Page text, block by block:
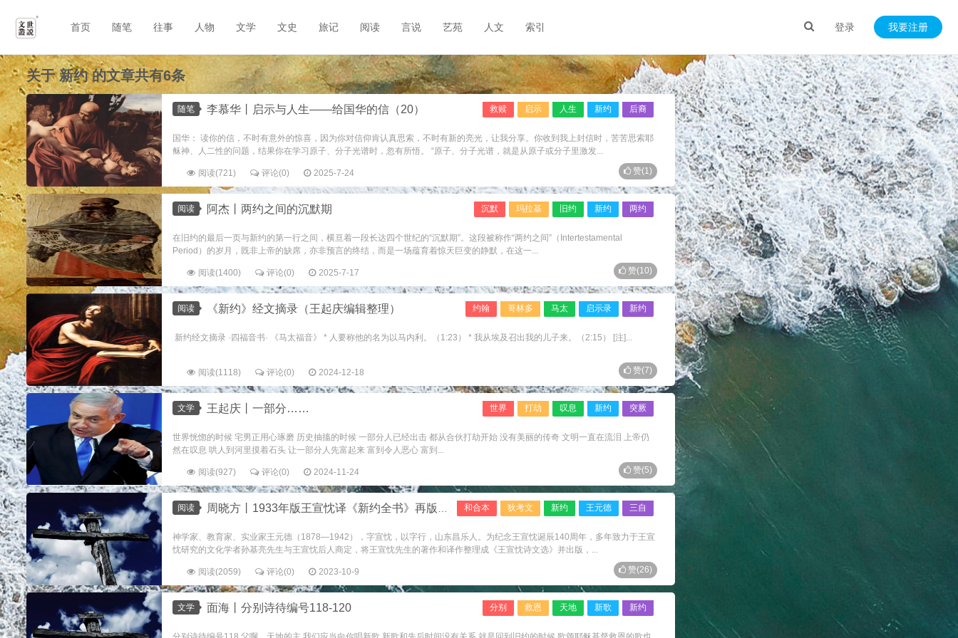
登录 我要注册
首页 随笔 往事 人物 文学 文史 旅记 阅读 言说 艺苑 人文 索引
关于新约的文章共有6条
随笔 救赎 启示 人生 新约 后裔
李慕华丨启示与人生——给国华的信（20）
国华： 读你的信，不时有意外的惊喜，因为你对信仰肯认真思索，不时有新的亮光，让我分享。你收到我上封信时，苦苦思索耶
稣神、人二性的问题，结果你在学习原子、分子光谱时，忽有所悟。 “原子、分子光谱，就是从原子或分子里激发...
阅读(721) 评论(0) 2025-7-24 赞(1)
阅读 沉默 玛拉基 旧约 新约 两约
阿杰丨两约之间的沉默期
在旧约的最后一页与新约的第一行之间，横亘着一段长达四个世纪的“沉默期”。这段被称作“两约之间”（Intertestamental
Period）的岁月，既非上帝的缺席，亦非预言的终结，而是一场蕴育着惊天巨变的静默，在这一...
阅读(1400) 评论(0) 2025-7-17 赞(10)
阅读 约翰 哥林多 马太 启示录 新约
《新约》经文摘录（王起庆编辑整理）
新约经文摘录 ·四福音书· 《马太福音》 * 人要称他的名为以马内利。（1:23） * 我从埃及召出我的儿子来。（2:15） [注]...
阅读(1118) 评论(0) 2024-12-18 赞(7)
文学 世界 打劫 叹息 新约 突厥
王起庆丨一部分……
世界恍惚的时候 宅男正用心琢磨 历史抽搐的时候 一部分人已经出击 都从合伙打劫开始 没有美丽的传奇 文明一直在流泪 上帝仍
然在叹息 哄人到河里摸着石头 让一部分人先富起来 富到令人恶心 富到...
阅读(927) 评论(0) 2024-11-24 赞(5)
阅读 和合本 狄考文 新约 王元德 三自
周晓方丨1933年版王宣忱译《新约全书》再版说明
神学家、教育家、实业家王元德（1878—1942），字宣忱，以字行，山东昌乐人。为纪念王宣忱诞辰140周年，多年致力于王宣
忱研究的文化学者孙基亮先生与王宣忱后人商定，将王宣忱先生的著作和译作整理成《王宣忱诗文选》并出版，...
阅读(2059) 评论(0) 2023-10-9 赞(26)
文学 分别 救恩 天地 新歌 新约
面海丨分别诗待编号118-120